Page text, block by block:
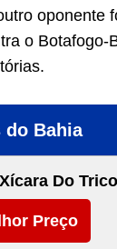
oponente
o Botafogo-
Bahia
Do
Preço